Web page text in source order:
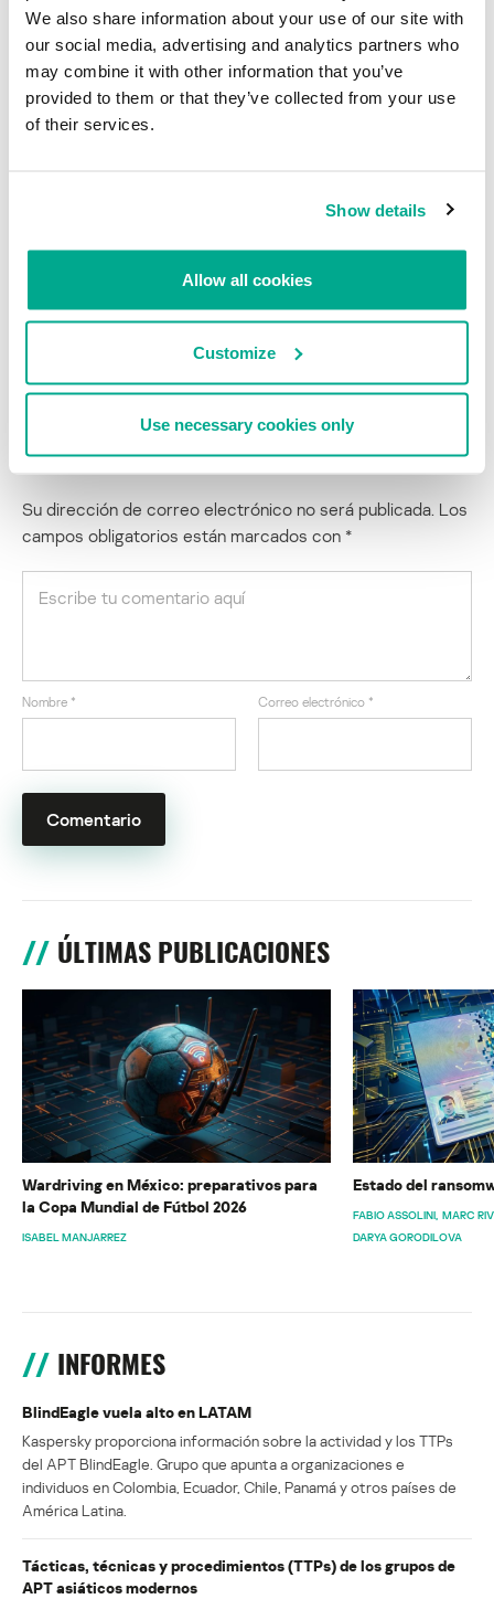
We also share information about your use of our site with
our social media, advertising and analytics partners who
may combine it with other information that you’ve
provided to them or that they’ve collected from your use
of their services.
Show details
Allow all cookies
Customize
Use necessary cookies only
tb[CUT]o.info
tc[CUT]o.info
td[CUT]o.info
td[CUT]o.info
te[CUT]o.info
tf[CUT]o.info
yb[CUT]a.info
ye[CUT]a.info
La aplicación “Stalker” de Facebook ahora
habla tu idioma
Su dirección de correo electrónico no será publicada. Los
campos obligatorios están marcados con *
Nombre * Correo electrónico *
ÚLTIMAS PUBLICACIONES
Wardriving en México: preparativos para
la Copa Mundial de Fútbol 2026
ISABEL MANJARREZ
Estado del
FABIO ASSOLINI MARC
DARYA GORODILOVA
INFORMES
BlindEagle vuela alto en LATAM
Kaspersky proporciona información sobre la actividad y los TTPs
del APT BlindEagle. Grupo que apunta a organizaciones e
individuos en Colombia, Ecuador, Chile, Panamá y otros países de
América Latina.
Tácticas, técnicas y procedimientos (TTPs) de los grupos de
APT asiáticos modernos